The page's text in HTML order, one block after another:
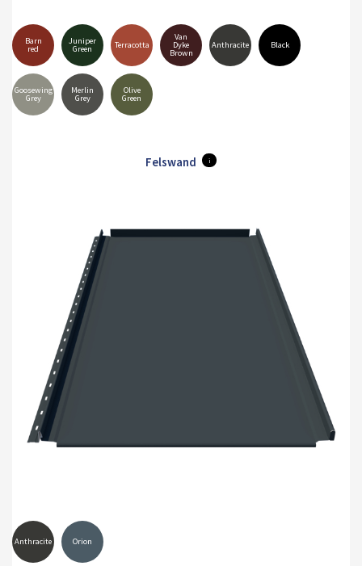
Barn
red
Juniper
Green Terracotta
Van
Dyke
Brown
Anthracite Black
Goosewing
Grey
Merlin
Grey
Olive
Green
Felswand i
Anthracite Orion